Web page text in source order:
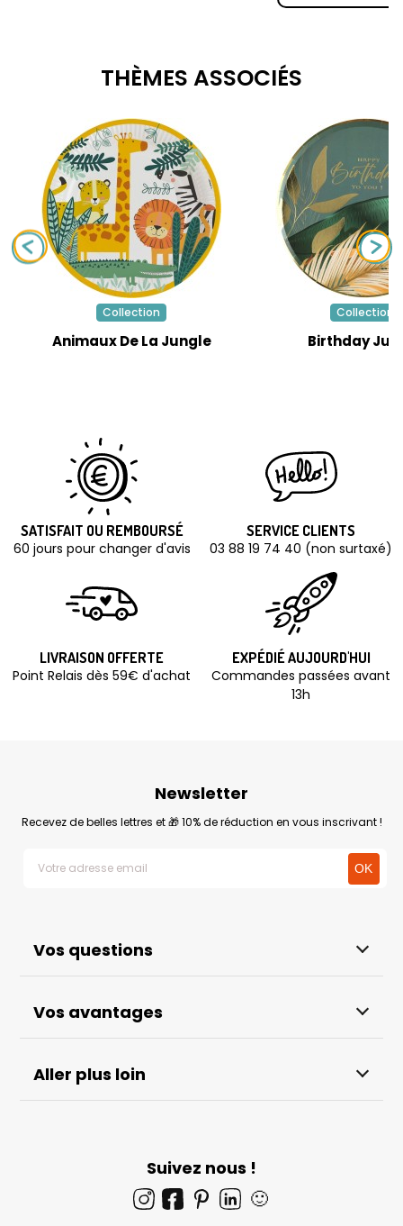
THÈMES ASSOCIÉS
Collection
Animaux De La Jungle
Collection
Birthday
SATISFAIT OU REMBOURSÉ
60 jours pour changer d'avis
SERVICE CLIENTS
03 88 19 74 40 (non surtaxé)
LIVRAISON OFFERTE
Point Relais dès 59€ d'achat
EXPÉDIÉ AUJOURD'HUI
Commandes passées avant
13h
Vos questions
Vos avantages
Aller plus loin
Newsletter
Recevez de belles lettres et 🎁 10% de réduction en vous inscrivant !
Suivez nous !
🙂